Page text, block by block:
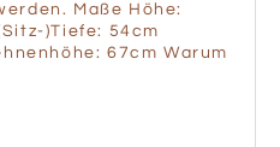
Maße Höhe:
)Tiefe: 54cm
67cm Warum